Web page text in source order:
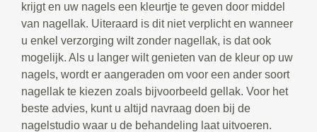
krijgt en uw nagels een kleurtje te geven door middel
van nagellak. Uiteraard is dit niet verplicht en wanneer
u enkel verzorging wilt zonder nagellak, is dat ook
mogelijk. Als u langer wilt genieten van de kleur op uw
nagels, wordt er aangeraden om voor een ander soort
nagellak te kiezen zoals bijvoorbeeld gellak. Voor het
beste advies, kunt u altijd navraag doen bij de
nagelstudio waar u de behandeling laat uitvoeren.